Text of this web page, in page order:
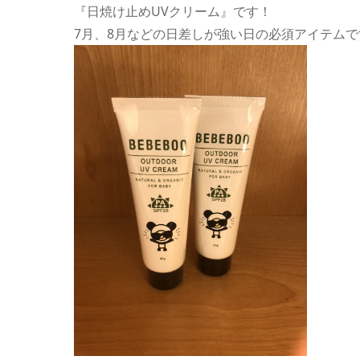
『日焼け止めUVクリーム』です！
7月、8月などの日差しが強い日の必須アイテム